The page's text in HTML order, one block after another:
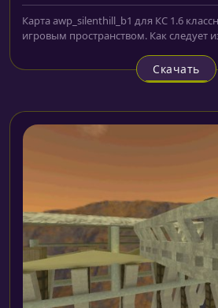
Карта awp_silenthill_b1 для КС 1.6
игровым пространством. Как следует
Скачать